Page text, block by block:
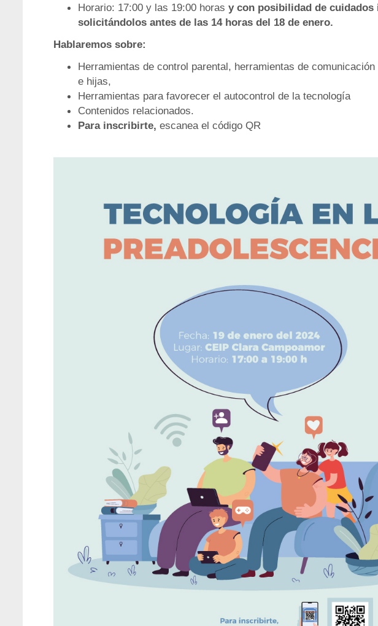
Horario: 17:00 y las 19:00 horas y con posibilidad de cuidados
solicitándolos antes de las 14 horas del 18 de enero.
Hablaremos sobre:
Herramientas de control parental, herramientas de
e hijas,
Herramientas para favorecer el autocontrol de la tecnología
Contenidos relacionados.
Para inscribirte, escanea el código QR